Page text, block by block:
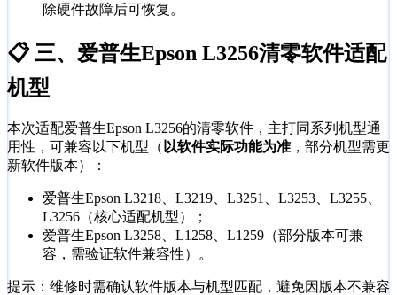
除硬件故障后可恢复。
📋 三、爱普生Epson L3256清零软件适配
机型
本次适配爱普生Epson L3256的清零软件，主打同系列机型通
用性，可兼容以下机型（ 以软件实际功能为准 ，部分机型需更
新软件版本）：
爱普生Epson L3218、L3219、L3251、L3253、L3255、
L3256（核心适配机型）；
爱普生Epson L3258、L1258、L1259（部分版本可兼
容，需验证软件兼容性）。
提示：维修时需确认软件版本与机型匹配，避免因版本不兼容